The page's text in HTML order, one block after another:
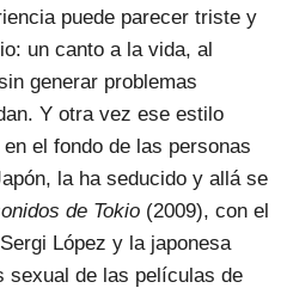
puede parecer triste y
un canto a la vida, al
generar problemas
Y otra vez ese estilo
el fondo de las personas
la ha seducido y allá se
de Tokio (2009), con el
López y la japonesa
sexual de las películas de